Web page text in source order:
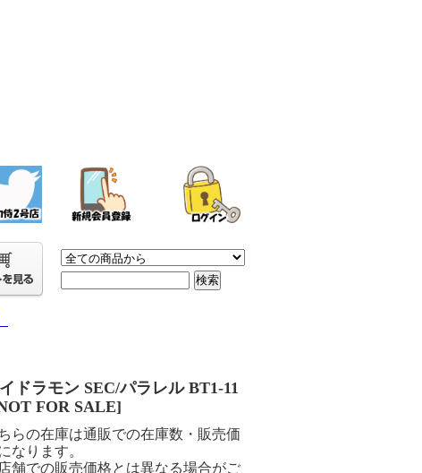
ドラモン SEC/パラレル BT1-11
FOR SALE]
らの在庫は通販での在庫数・販売価
なります。
舗での販売価格とは異なる場合がご